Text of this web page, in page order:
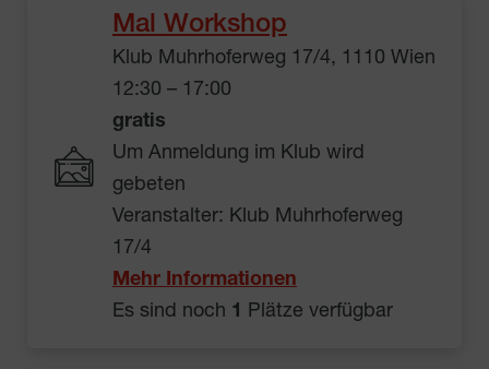
Mal Workshop
Klub Muhrhoferweg 17/4, 1110 Wien
12:30 – 17:00
gratis
Um Anmeldung im Klub wird
gebeten
Veranstalter: Klub Muhrhoferweg
17/4
Mehr Informationen
Es sind noch 1 Plätze verfügbar